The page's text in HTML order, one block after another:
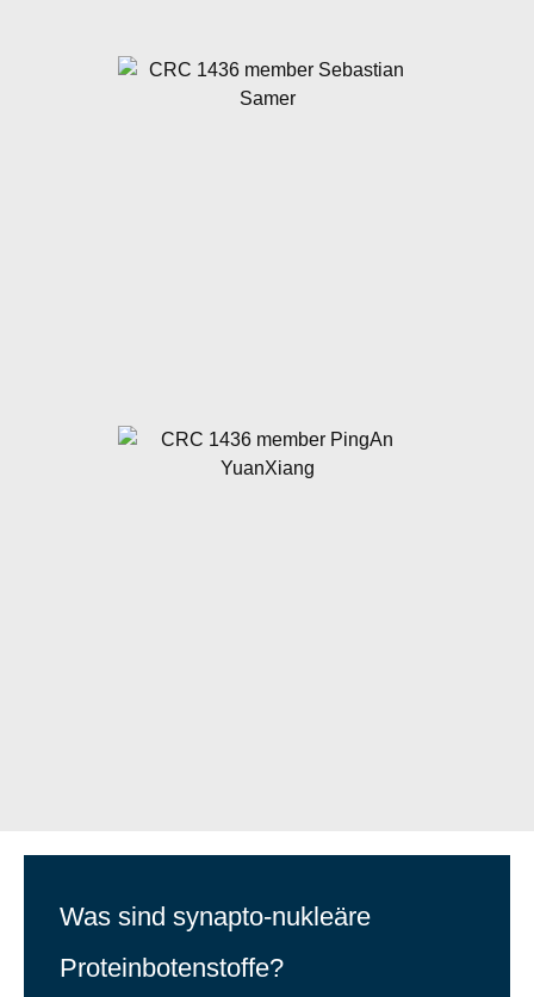
Was sind synapto-nukleäre
Proteinbotenstoffe?